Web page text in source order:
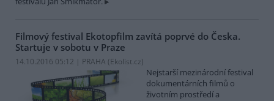
Filmový festival Ekotopfilm zavítá poprvé do Česka.
Startuje v sobotu v Praze
14.10.2016 05:12 | PRAHA (Ekolist.cz)
Nejstarší mezinárodní festival
dokumentárních filmů o
životním prostředí a